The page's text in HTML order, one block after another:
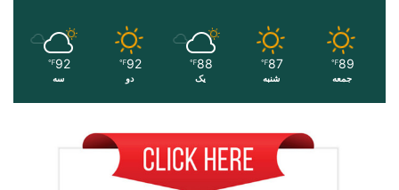
89
℉
جمعه
87
℉
شنبه
88
℉
یک
92
℉
دو
92
℉
سه